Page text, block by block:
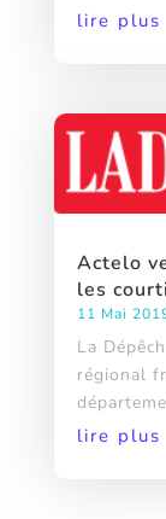
lire plus
Actelo
les
11 Mai
La
régional
lire plus